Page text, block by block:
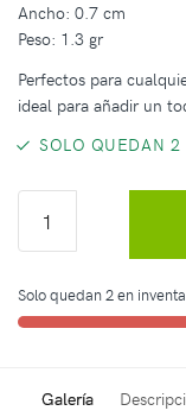
Ancho: 0.7 cm
Peso: 1.3 gr
Perfectos para
ideal para añadir un
SOLO QUEDAN 2
Solo quedan 2 en
Galería